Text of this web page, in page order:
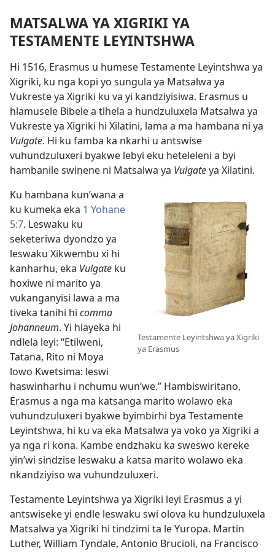
MATSALWA YA XIGRIKI YA
TESTAMENTE LEYINTSHWA
Hi 1516, Erasmus u humese Testamente Leyintshwa ya
Xigriki, ku nga kopi yo sungula ya Matsalwa ya
Vukreste ya Xigriki ku va yi kandziyisiwa. Erasmus u
hlamusele Bibele a tlhela a hundzuluxela Matsalwa ya
Vukreste ya Xigriki hi Xilatini, lama a ma hambana ni ya
Vulgate. Hi ku famba ka nkarhi u antswise
vuhundzuluxeri byakwe lebyi eku heteleleni a byi
hambanile swinene ni Matsalwa ya Vulgateya Xilatini.
Testamente Leyintshwa ya Xigriki
ya Erasmus
Ku hambana kun’wana a
ku kumeka eka 1 Yohane
5:7. Leswaku ku
seketeriwa dyondzo ya
leswaku Xikwembu xi hi
kanharhu, eka Vulgate ku
hoxiwe ni marito ya
vukanganyisi lawa a ma
tiveka tanihi hi comma
Johanneum. Yi hlayeka hi
ndlela leyi: “Etilweni,
Tatana, Rito ni Moya
lowo Kwetsima: leswi
haswinharhu i nchumu wun’we.” Hambiswiritano,
Erasmus a nga ma katsanga marito wolawo eka
vuhundzuluxeri byakwe byimbirhi bya Testamente
Leyintshwa, hi ku va eka Matsalwa ya voko ya Xigriki a
ya nga ri kona. Kambe endzhaku ka sweswo kereke
yin’wi sindzise leswaku a katsa marito wolawo eka
nkandziyiso wa vuhundzuluxeri.
Testamente Leyintshwa ya Xigriki leyi Erasmus a yi
antswiseke yi endle leswaku swi olova ku hundzuluxela
Matsalwa ya Xigriki hi tindzimi ta le Yuropa. Martin
Luther, William Tyndale, Antonio Brucioli, na Francisco